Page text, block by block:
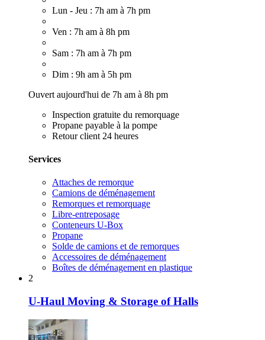
Lun - Jeu : 7h am à 7h pm
Ven : 7h am à 8h pm
Sam : 7h am à 7h pm
Dim : 9h am à 5h pm
Ouvert aujourd'hui de 7h am à 8h pm
Inspection gratuite du remorquage
Propane payable à la pompe
Retour client 24 heures
Services
Attaches de remorque
Camions de déménagement
Remorques et remorquage
Libre-entreposage
Conteneurs U-Box
Propane
Solde de camions et de remorques
Accessoires de déménagement
Boîtes de déménagement en plastique
2
U-Haul Moving & Storage of Halls